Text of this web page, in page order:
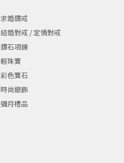
求婚鑽戒
結婚對戒 / 定情對戒
鑽石項鍊
輕珠寶
彩色寶石
時尚銀飾
彌月禮品